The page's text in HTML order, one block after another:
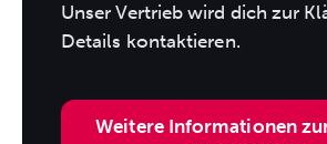
Unser Vertrieb wird dich zur
Details kontaktieren.
Weitere Informationen